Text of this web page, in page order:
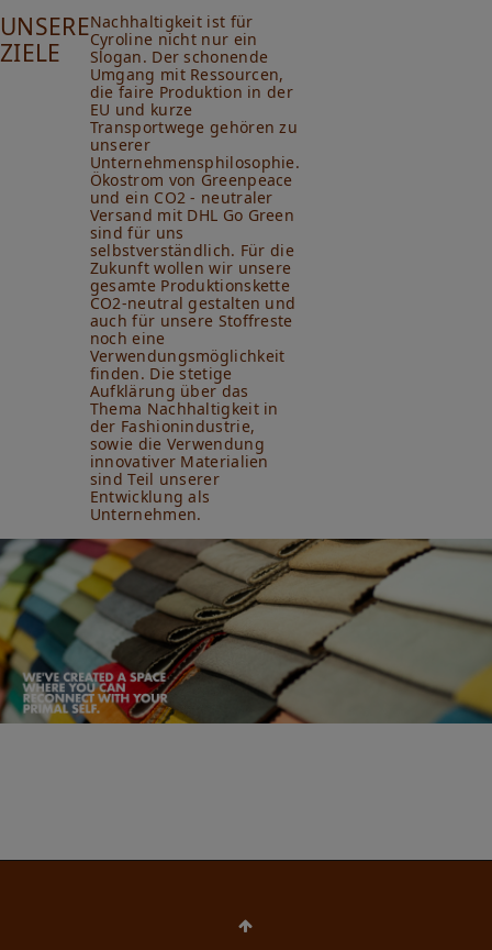
UNSERE
ZIELE
Nachhaltigkeit ist für
Cyroline nicht nur ein
Slogan. Der schonende
Umgang mit Ressourcen,
die faire Produktion in der
EU und kurze
Transportwege gehören zu
unserer
Unternehmensphilosophie.
Ökostrom von Greenpeace
und ein CO2 - neutraler
Versand mit DHL Go Green
sind für uns
selbstverständlich. Für die
Zukunft wollen wir unsere
gesamte Produktionskette
CO2-neutral gestalten und
auch für unsere Stoffreste
noch eine
Verwendungsmöglichkeit
finden. Die stetige
Aufklärung über das
Thema Nachhaltigkeit in
der Fashionindustrie,
sowie die Verwendung
innovativer Materialien
sind Teil unserer
Entwicklung als
Unternehmen.